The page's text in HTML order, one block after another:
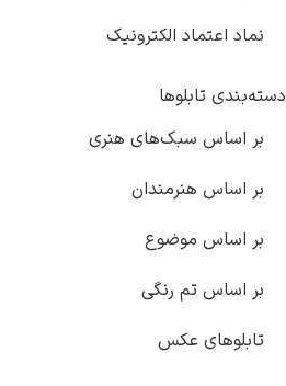
نماد اعتماد الکترونیک
دسته‌بندی تابلوها
بر اساس سبک‌های هنری
بر اساس هنرمندان
بر اساس موضوع
بر اساس تم رنگی
تابلوهای عکس